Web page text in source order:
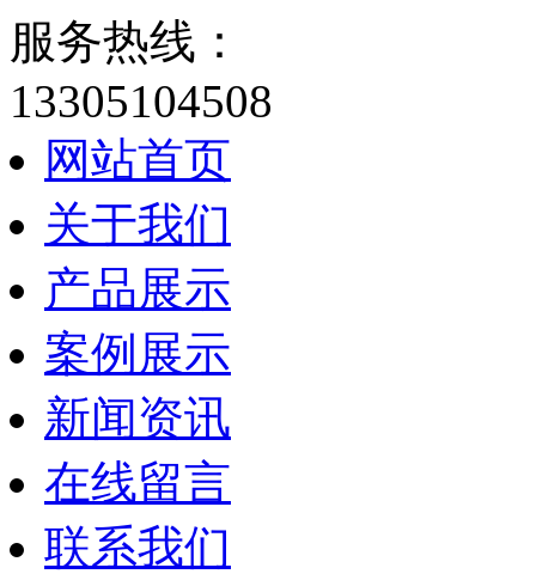
服务热线：
13305104508
网站首页
关于我们
产品展示
案例展示
新闻资讯
在线留言
联系我们